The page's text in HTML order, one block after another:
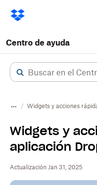
Centro de ayuda
Widgets y acciones
Widgets y
aplicación
Actualización Jan 31, 2025